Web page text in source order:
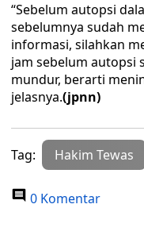
“Sebelum autopsi
sebelumnya sudah
informasi, silahkan
jam sebelum autopsi
mundur, berarti
jelasnya.(jpnn)
Tag: Hakim Tewas
0 Komentar